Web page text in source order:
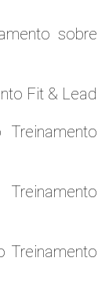
sobre
Fit & Lead
Treinamento